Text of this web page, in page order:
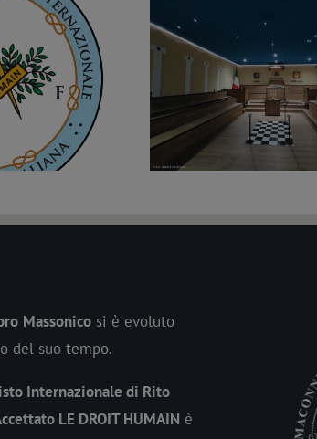
Palermo, è la “Orione”
n. 2197
Le Logge
Humain
Massonico si è evoluto
del suo tempo.
Internazionale di Rito
LE DROIT HUMAIN è